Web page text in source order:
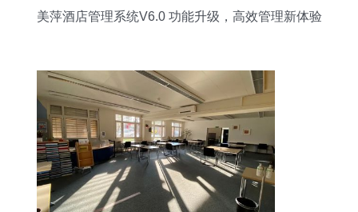
美萍酒店管理系统V6.0 功能升级，高效管理新体验